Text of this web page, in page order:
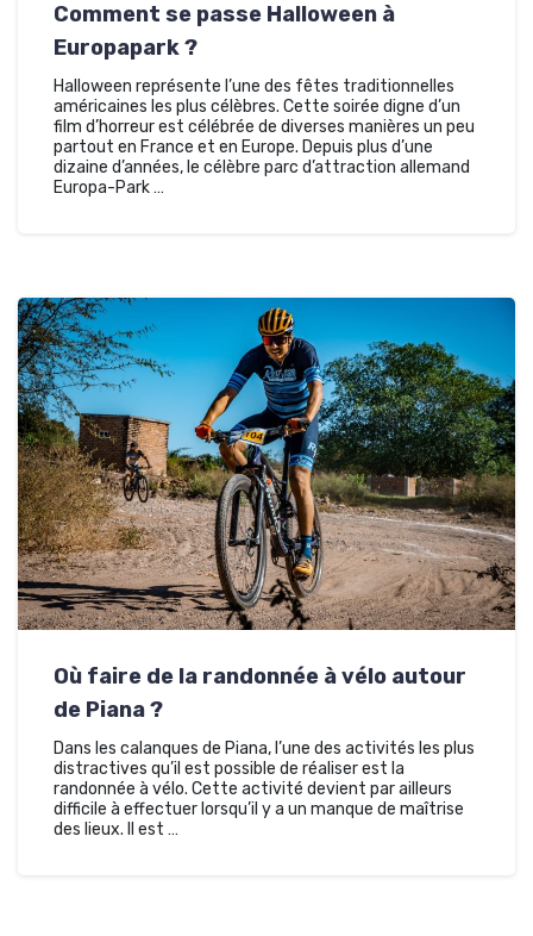
Comment se passe Halloween à
Europapark ?
Halloween représente l’une des fêtes traditionnelles
américaines les plus célèbres. Cette soirée digne d’un
film d’horreur est célébrée de diverses manières un peu
partout en France et en Europe. Depuis plus d’une
dizaine d’années, le célèbre parc d’attraction allemand
Europa-Park …
Où faire de la randonnée à vélo autour
de Piana ?
Dans les calanques de Piana, l’une des activités les plus
distractives qu’il est possible de réaliser est la
randonnée à vélo. Cette activité devient par ailleurs
difficile à effectuer lorsqu’il y a un manque de maîtrise
des lieux. Il est …